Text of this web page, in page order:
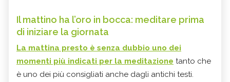
Il mattino ha l’oro in bocca: meditare prima
di iniziare la giornata
La mattina presto è senza dubbio uno dei
momenti più indicati per la meditazione tanto che
è uno dei più consigliati anche dagli antichi testi.